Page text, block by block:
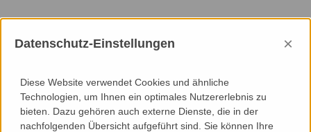
Datenschutz-Einstellungen ×
Diese Website verwendet Cookies und ähnliche
Technologien, um Ihnen ein optimales Nutzererlebnis zu
bieten. Dazu gehören auch externe Dienste, die in der
nachfolgenden Übersicht aufgeführt sind. Sie können Ihre